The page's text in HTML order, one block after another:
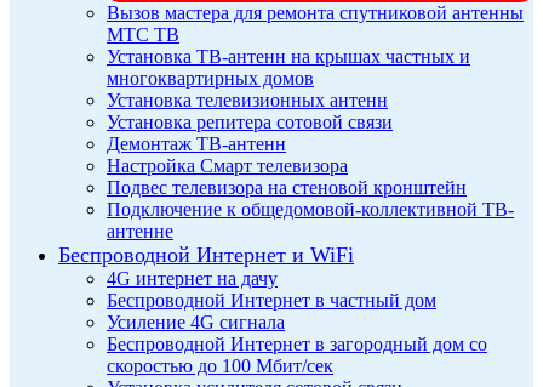
Вызов мастера для ремонта спутниковой антенны
МТС ТВ
Установка ТВ-антенн на крышах частных и
многоквартирных домов
Установка телевизионных антенн
Установка репитера сотовой связи
Демонтаж ТВ-антенн
Настройка Смарт телевизора
Подвес телевизора на стеновой кронштейн
Подключение к общедомовой-коллективной ТВ-
антенне
Беспроводной Интернет и WiFi
4G интернет на дачу
Беспроводной Интернет в частный дом
Усиление 4G сигнала
Беспроводной Интернет в загородный дом со
скоростью до 100 Мбит/сек